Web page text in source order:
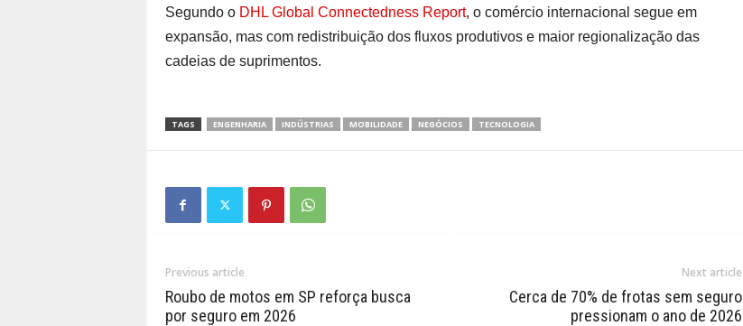
Segundo o DHL Global Connectedness Report, o comércio internacional segue em
expansão, mas com redistribuição dos fluxos produtivos e maior regionalização das
cadeias de suprimentos.
TAGS ENGENHARIA INDÚSTRIAS MOBILIDADE NEGÓCIOS TECNOLOGIA
Previous article
Roubo de motos em SP reforça busca
por seguro em 2026
Next article
Cerca de 70% de frotas sem seguro
pressionam o ano de 2026